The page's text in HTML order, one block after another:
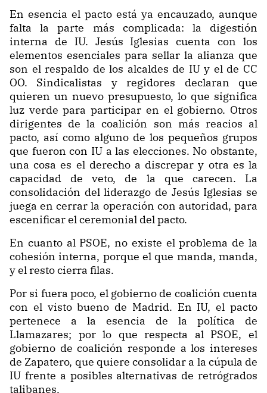
En esencia el pacto está ya encauzado, aunque
falta la parte más complicada: la digestión
interna de IU. Jesús Iglesias cuenta con los
elementos esenciales para sellar la alianza que
son el respaldo de los alcaldes de IU y el de CC
OO. Sindicalistas y regidores declaran que
quieren un nuevo presupuesto, lo que significa
luz verde para participar en el gobierno. Otros
dirigentes de la coalición son más reacios al
pacto, así como alguno de los pequeños grupos
que fueron con IU a las elecciones. No obstante,
una cosa es el derecho a discrepar y otra es la
capacidad de veto, de la que carecen. La
consolidación del liderazgo de Jesús Iglesias se
juega en cerrar la operación con autoridad, para
escenificar el ceremonial del pacto.
En cuanto al PSOE, no existe el problema de la
cohesión interna, porque el que manda, manda,
y el resto cierra filas.
Por si fuera poco, el gobierno de coalición cuenta
con el visto bueno de Madrid. En IU, el pacto
pertenece a la esencia de la política de
Llamazares; por lo que respecta al PSOE, el
gobierno de coalición responde a los intereses
de Zapatero, que quiere consolidar a la cúpula de
IU frente a posibles alternativas de retrógrados
talibanes.